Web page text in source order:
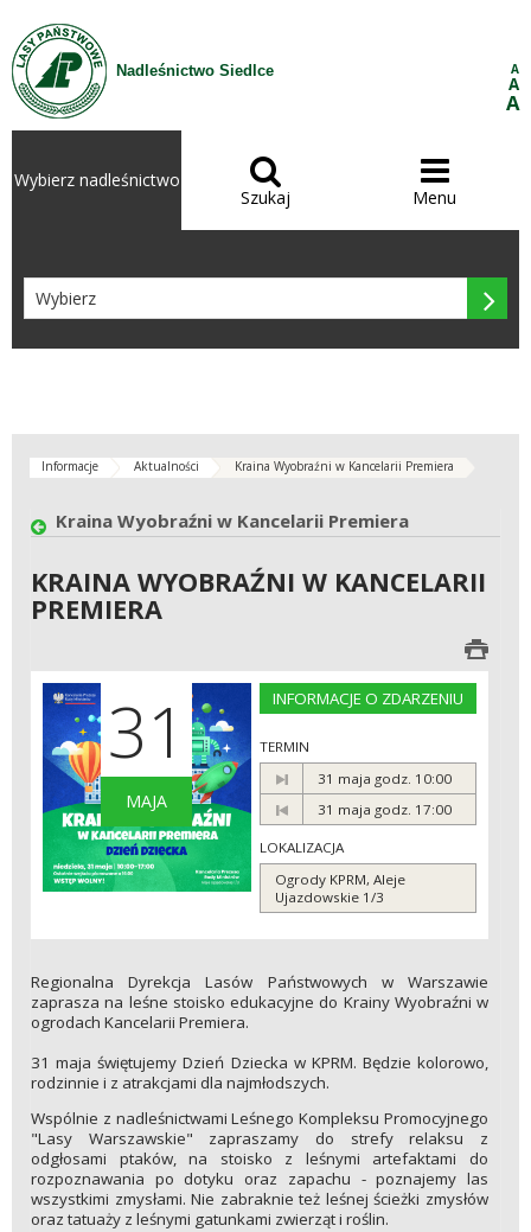
Przejdź do treści
Nadleśnictwo Siedlce A
A
A
Wybierz nadleśnictwo 
Szukaj

Menu

Informacje Aktualności Kraina Wyobraźni w Kancelarii Premiera
Kraina Wyobraźni w Kancelarii Premiera
KRAINA WYOBRAŹNI W KANCELARII
PREMIERA
31
MAJA
INFORMACJE O ZDARZENIU
TERMIN
31 maja godz. 10:00
31 maja godz. 17:00
LOKALIZACJA
Ogrody KPRM, Aleje
Ujazdowskie 1/3
Regionalna Dyrekcja Lasów Państwowych w Warszawie
zaprasza na leśne stoisko edukacyjne do Krainy Wyobraźni w
ogrodach Kancelarii Premiera.
31 maja świętujemy Dzień Dziecka w KPRM. Będzie kolorowo,
rodzinnie i z atrakcjami dla najmłodszych.
Wspólnie z nadleśnictwami Leśnego Kompleksu Promocyjnego
"Lasy Warszawskie" zapraszamy do strefy relaksu z
odgłosami ptaków, na stoisko z leśnymi artefaktami do
rozpoznawania po dotyku oraz zapachu - poznajemy las
wszystkimi zmysłami. Nie zabraknie też leśnej ścieżki zmysłów
oraz tatuaży z leśnymi gatunkami zwierząt i roślin.